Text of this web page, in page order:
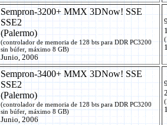
Sempron-3200+ MMX 3DNow! SSE
SSE2
(Palermo)
(controlador de memoria de 128 bts para DDR PC3200
sin búfer, máximo 8 GB)
Junio, 2006
Sempron-3400+ MMX 3DNow! SSE
SSE2
(Palermo)
(controlador de memoria de 128 bts para DDR PC3200
sin búfer, máximo 8 GB)
Junio, 2006